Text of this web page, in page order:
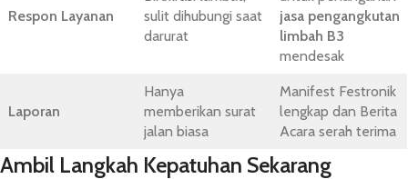
Respon Layanan
sulit dihubungi saat
darurat
jasa pengangkutan
limbah B3
mendesak
Laporan
Hanya
memberikan surat
jalan biasa
Manifest Festronik
lengkap dan Berita
Acara serah terima
Ambil Langkah Kepatuhan Sekarang